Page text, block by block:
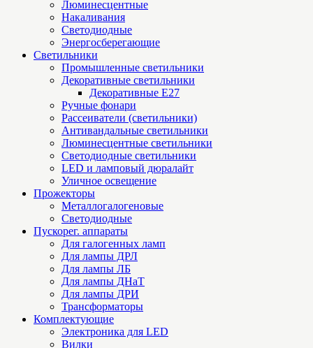
Люминесцентные
Накаливания
Светодиодные
Энергосберегающие
Светильники
Промышленные светильники
Декоративные светильники
Декоративные Е27
Ручные фонари
Рассеиватели (светильники)
Антивандальные светильники
Люминесцентные светильники
Cветодиодные светильники
LED и ламповый дюралайт
Уличное освещение
Прожекторы
Металлогалогеновые
Светодиодные
Пускорег. аппараты
Для галогенных ламп
Для лампы ДРЛ
Для лампы ЛБ
Для лампы ДНаТ
Для лампы ДРИ
Трансформаторы
Комплектующие
Электроника для LED
Вилки